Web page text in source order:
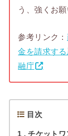
う、強くお
参考リンク：
金を請求す
融庁
目次
1
チケット